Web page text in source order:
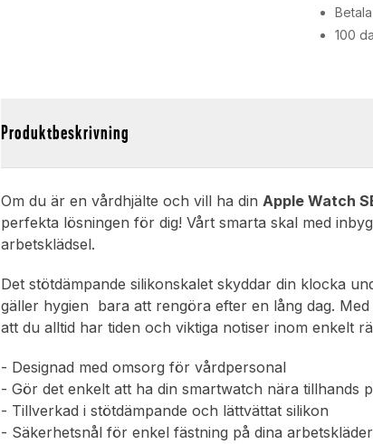
100
Produktbeskrivning
Om du är en vårdhjälte och vill ha dinApple Watch
perfekta lösningen för dig! Vårt smarta skal med
arbetsklädsel.
Det stötdämpande silikonskalet skyddar din klocka
gäller hygien  bara att rengöra efter en lång dag.
att du alltid har tiden och viktiga notiser inom enkelt
- Designad med omsorg för vårdpersonal
- Gör det enkelt att ha din smartwatch nära tillhands
- Tillverkad i stötdämpande och lättvättat silikon
- Säkerhetsnål för enkel fästning på dina arbetskläder